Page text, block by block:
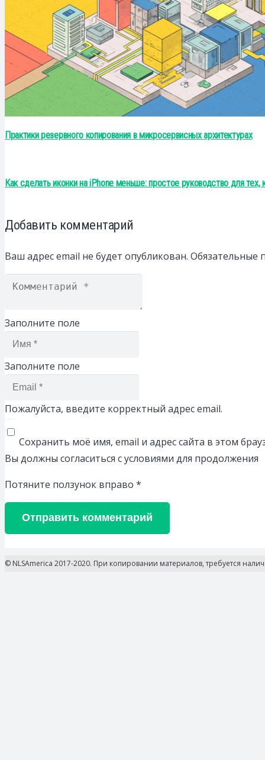
Практики резервного копирования в микросервисных архитектурах
Как сделать иконки на iPhone меньше: простое руководство для тех,
Добавить комментарий
Ваш адрес email не будет опубликован. Обязательные
Заполните поле
Заполните поле
Пожалуйста, введите корректный адрес email.
Сохранить моё имя, email и адрес сайта в этом
Вы должны согласиться с условиями для продолжения
Потяните ползунок вправо *
Отправить комментарий
© NLSAmerica 2017-2020. При копировании материалов, требуется